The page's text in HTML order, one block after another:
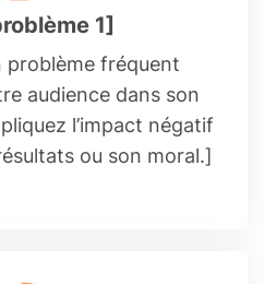
1]
problème fréquent
audience dans son
l’impact négatif
ou son moral.]